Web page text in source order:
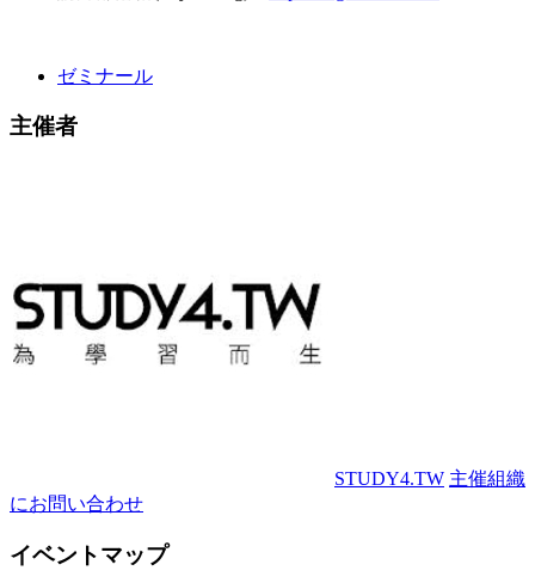
ゼミナール
主催者
STUDY4.TW 主催組織
にお問い合わせ
イベントマップ